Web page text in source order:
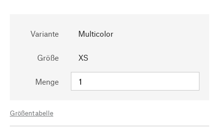
Variante Multicolor
Größe XS
Menge
Größentabelle